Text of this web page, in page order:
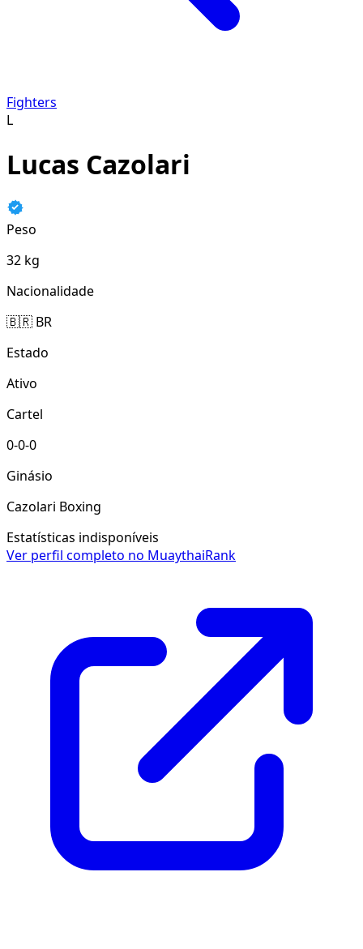
Fighters
L
Lucas Cazolari
Peso
32 kg
Nacionalidade
🇧🇷 BR
Estado
Ativo
Cartel
0-0-0
Ginásio
Cazolari Boxing
Estatísticas indisponíveis
Ver perfil completo no MuaythaiRank